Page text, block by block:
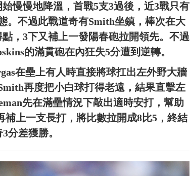
慢慢地降溫，首戰5支3過後，近3戰只有
。不過此戰道奇有Smith坐鎮，棒次在大
，3下又補上一發陽春砲拉開領先。不過
的滿貫砲在內狂失5分遭到逆轉。
在壘上有人時直接將球扛出左外野大牆
再度把小白球打得老遠，結果直擊左
先在滿壘情況下敲出適時安打，幫助
補上一支長打，將比數拉開成8比5，終結
分差獲勝。